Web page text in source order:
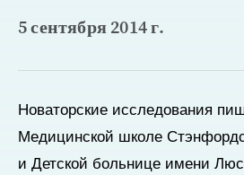
5 сентября 2014 г.
Новаторские исследования
Медицинской школе
и Детской больнице имени